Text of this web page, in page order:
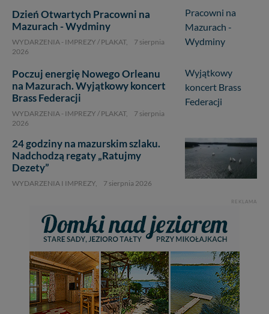
Dzień Otwartych Pracowni na
Mazurach - Wydminy
WYDARZENIA - IMPREZY / PLAKAT,
7 sierpnia
2026
Poczuj energię Nowego Orleanu
na Mazurach. Wyjątkowy koncert
Brass Federacji
WYDARZENIA - IMPREZY / PLAKAT,
7 sierpnia
2026
24 godziny na mazurskim szlaku.
Nadchodzą regaty „Ratujmy
Dezety”
WYDARZENIA I IMPREZY, 7 sierpnia 2026
REKLAMA